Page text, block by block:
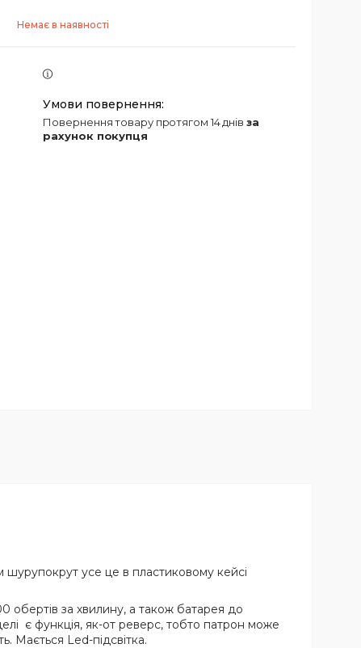
Немає в наявності
повернення товару протягом 14 днів за
рахунок покупця
усе це в пластиковому кейсі
за хвилину, а також батарея до
є функція, як-от реверс, тобто патрон може
Мається Led-підсвітка.